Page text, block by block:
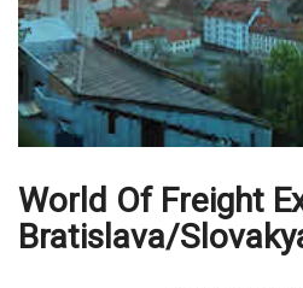
World Of Freight
Bratislava/